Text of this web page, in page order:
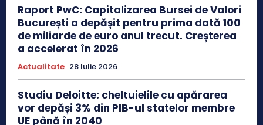
Raport PwC: Capitalizarea Bursei de Valori
București a depășit pentru prima dată 100
de miliarde de euro anul trecut. Creșterea
a accelerat în 2026
Actualitate 28 Iulie 2026
Studiu Deloitte: cheltuielile cu apărarea
vor depăși 3% din PIB-ul statelor membre
UE până în 2040